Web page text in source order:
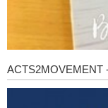
Acts2Movement
-